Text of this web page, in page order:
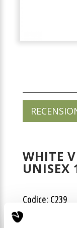
WHITE
UNISEX
Codice: C239